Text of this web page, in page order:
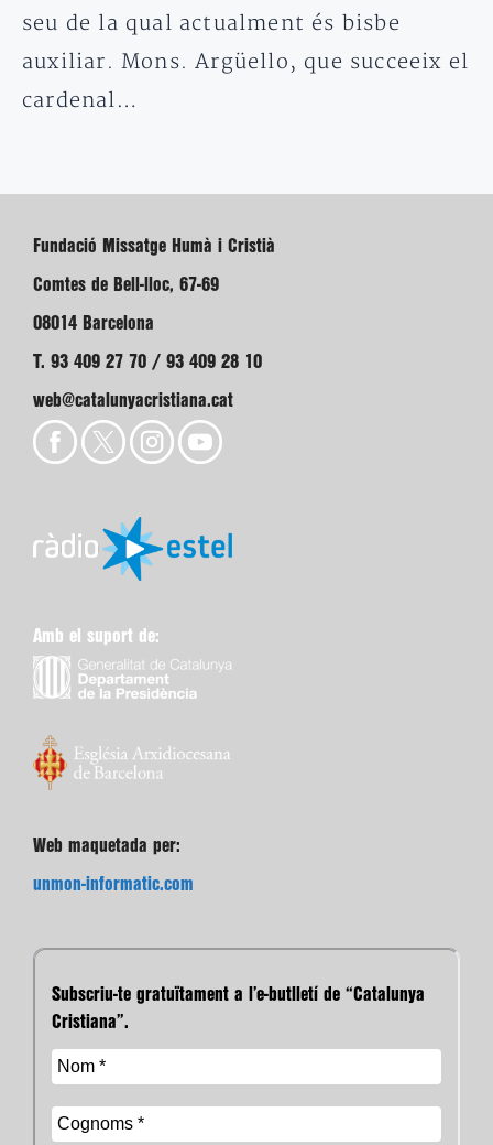
seu de la qual actualment és bisbe
auxiliar. Mons. Argüello, que succeeix el
cardenal…
Fundació Missatge Humà i Cristià
Comtes de Bell-lloc, 67-69
08014 Barcelona
T. 93 409 27 70 / 93 409 28 10
web@catalunyacristiana.cat
Amb el suport de:
Web maquetada per:
unmon-informatic.com
Subscriu-te gratuïtament a l’e-butlletí de “Catalunya
Cristiana”.